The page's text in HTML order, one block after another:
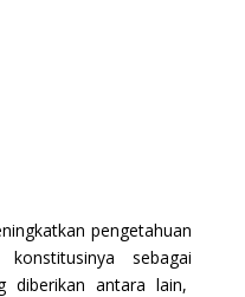
pengetahuan
sebagai
diberikan antara lain,